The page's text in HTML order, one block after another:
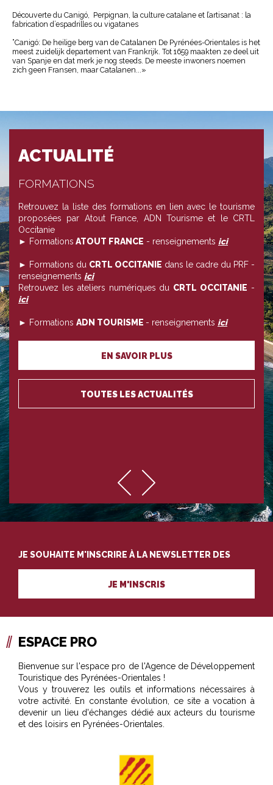
Découverte du Canigó, Perpignan, la culture catalane et l’artisanat : la
fabrication d’espadrilles ou vigatanes
“Canigó: De heilige berg van de Catalanen De Pyrénées-Orientales is het
meest zuidelijk departement van Frankrijk. Tot 1659 maakten ze deel uit
van Spanje en dat merk je nog steeds. De meeste inwoners noemen
zich geen Fransen, maar Catalanen...»
ACTUALITÉ
FORMATIONS
Retrouvez la liste des formations en lien avec le tourisme
proposées par Atout France, ADN Tourisme et le CRTL
Occitanie
► Formations ATOUT FRANCE - renseignements ici
► Formations du CRTL OCCITANIE dans le cadre du PRF -
renseignements ici
Retrouvez les ateliers numériques du CRTL OCCITANIE -
ici
► Formations ADN TOURISME - renseignements ici
EN SAVOIR PLUS
TOUTES LES ACTUALITÉS
JE SOUHAITE M'INSCRIRE À LA NEWSLETTER DES
PROFESSIONNELS DU TOURISME
JE M'INSCRIS
ESPACE PRO
Bienvenue sur l'espace pro de l'Agence de Développement
Touristique des Pyrénées-Orientales !
Vous y trouverez les outils et informations nécessaires à
votre activité. En constante évolution, ce site a vocation à
devenir un lieu d'échanges dédié aux acteurs du tourisme
et des loisirs en Pyrénées-Orientales.